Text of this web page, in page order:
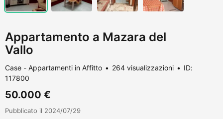
Appartamento a Mazara del
Vallo
Case - Appartamenti in Affitto 264 visualizzazioni
ID:
117800
50.000 €
Pubblicato il 2024/07/29